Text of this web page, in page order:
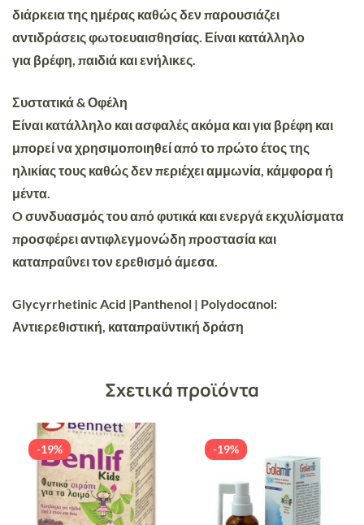
διάρκεια της ημέρας καθώς δεν παρουσιάζει
αντιδράσεις φωτοευαισθησίας. Είναι κατάλληλο
για βρέφη, παιδιά και ενήλικες.
Συστατικά & Οφέλη
Είναι κατάλληλο και ασφαλές ακόμα και για βρέφη και
μπορεί να χρησιμοποιηθεί από το πρώτο έτος της
ηλικίας τους καθώς δεν περιέχει αμμωνία, κάμφορα ή
μέντα.
O συνδυασμός του από φυτικά και ενεργά εκχυλίσματα
προσφέρει αντιφλεγμονώδη προστασία και
καταπραΰνει τον ερεθισμό άμεσα.
Glycyrrhetinic Acid |Panthenol | Polydocαnol:
Αντιερεθιστική, καταπραϋντική δράση
Σχετικά προϊόντα
-19% -19%